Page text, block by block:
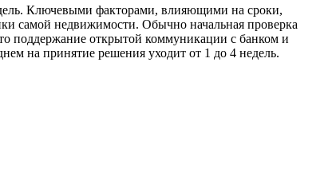
Ключевыми факторами, влияющими на сроки,
самой недвижимости. Обычно начальная проверка
поддержание открытой коммуникации с банком и
на принятие решения уходит от 1 до 4 недель.